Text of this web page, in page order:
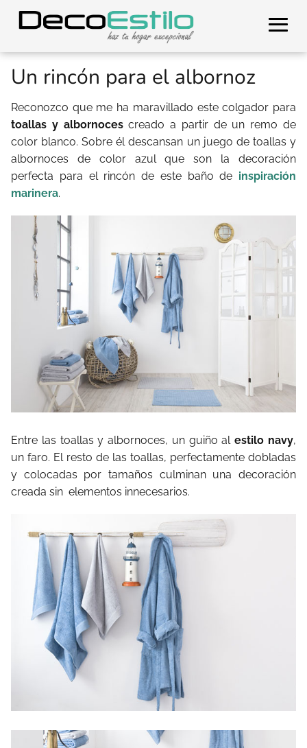
Un rincón para el albornoz
Reconozco que me ha maravillado este colgador para
toallas y albornocescreado a partir de un remo de
color blanco. Sobre él descansan un juego de toallas y
albornoces de color azul que son la decoración
perfecta para el rincón de este baño de inspiración
marinera.
Entre las toallas y albornoces, un guiño alestilo navy,
un faro. El resto de las toallas, perfectamente dobladas
y colocadas por tamaños culminan una decoración
creada sin elementos innecesarios.